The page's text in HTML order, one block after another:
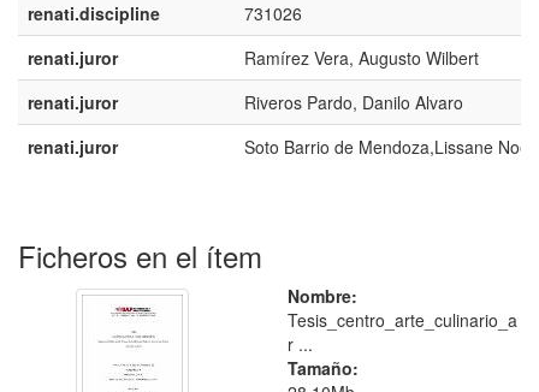
renati.discipline
731026
renati.juror
Ramírez Vera, Augusto Wilbert
renati.juror
Riveros Pardo, Danilo Alvaro
renati.juror
Soto Barrio de Mendoza,Lissane
Ficheros en el ítem
Nombre:
Tesis_centro_arte_culinario_a
r ...
Tamaño: